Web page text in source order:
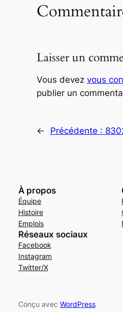
Laisser un
Vous devez vous
publier un
← Précédente :
À propos
Équipe
Histoire
Emplois
Réseaux sociaux
Facebook
Instagram
Twitter/X
Conçu avec WordPress